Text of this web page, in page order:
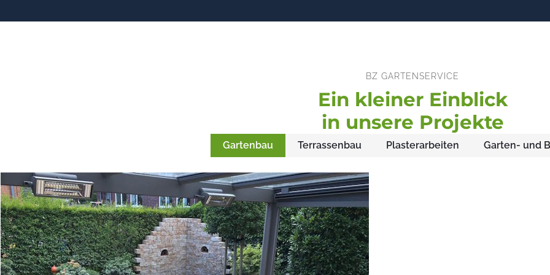
BZ GARTENSERVICE
Ein kleiner Einblick
in unsere Projekte
Gartenbau Terrassenbau Plasterarbeiten Garten- und